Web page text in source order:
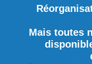
Mais toutes